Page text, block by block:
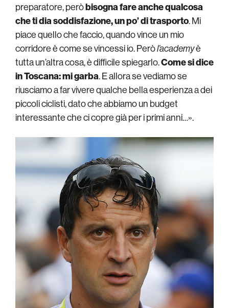
preparatore, peròbisogna fare anche qualcosa
che ti dia soddisfazione, un po’ di trasporto. Mi
piace quello che faccio, quando vince un mio
corridore è come se vincessi io. Peròl’academyè
tutta un’altra cosa, è difficile spiegarlo.Come si dice
in Toscana: mi garba. E allora se vediamo se
riusciamo a far vivere qualche bella esperienza a dei
piccoli ciclisti, dato che abbiamo un budget
interessante che ci copre già per i primi anni…».